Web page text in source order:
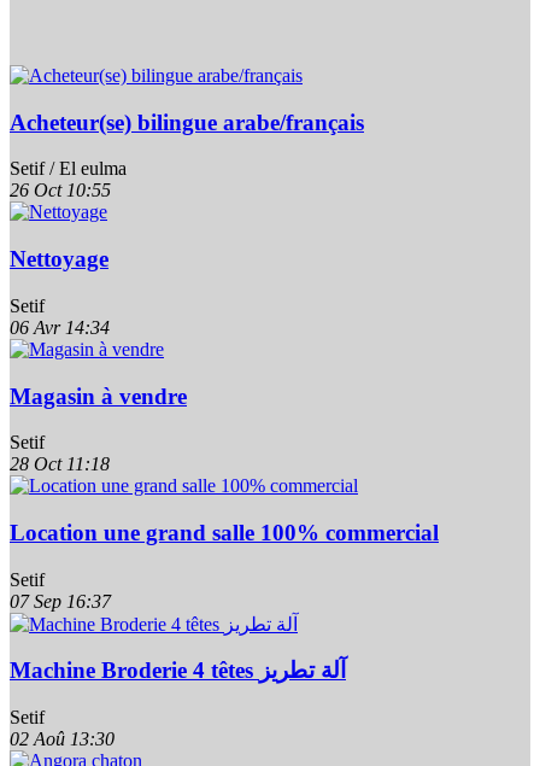
Acheteur(se) bilingue arabe/français
Setif / El eulma
26 Oct10:55
Nettoyage
Setif
06 Avr 14:34
Magasin à vendre
Setif
28 Oct 11:18
Location une grand salle 100% commercial
Setif
07 Sep 16:37
Machine Broderie 4 têtes آلة تطريز
Setif
02 Aoû 13:30